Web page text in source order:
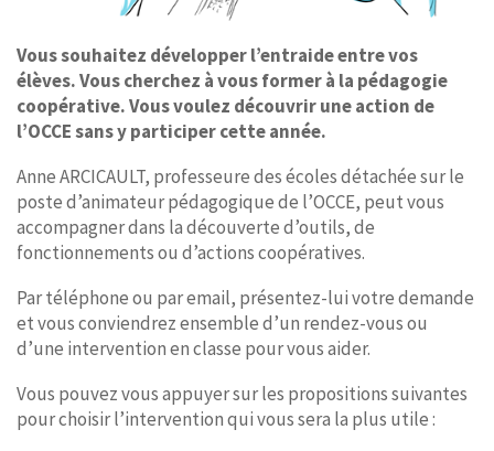
Vous souhaitez développer l’entraide entre vos
élèves. Vous cherchez à vous former à la pédagogie
coopérative. Vous voulez découvrir une action de
l’OCCE sans y participer cette année.
Anne ARCICAULT, professeure des écoles détachée sur le
poste d’animateur pédagogique de l’OCCE, peut vous
accompagner dans la découverte d’outils, de
fonctionnements ou d’actions coopératives.
Par téléphone ou par email, présentez-lui votre demande
et vous conviendrez ensemble d’un rendez-vous ou
d’une intervention en classe pour vous aider.
Vous pouvez vous appuyer sur les propositions suivantes
pour choisir l’intervention qui vous sera la plus utile :